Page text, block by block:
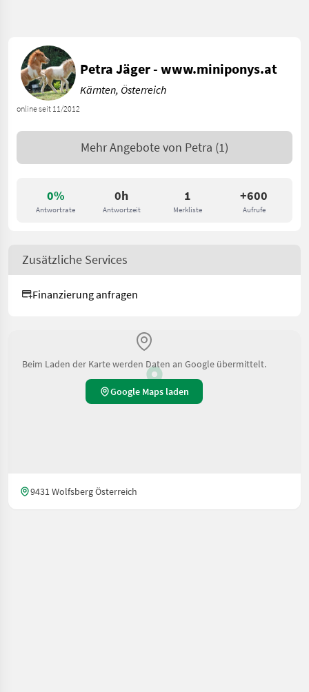
0%
Antwortrate
0h
Antwortzeit
1
Merkliste
+600
Aufrufe
online seit 11/2012
Petra Jäger - www.miniponys.at
Kärnten, Österreich
Mehr Angebote von Petra (1)
Zusätzliche Services
Finanzierung anfragen
Beim Laden der Karte werden Daten an Google übermittelt.
Google Maps laden
9431 Wolfsberg Österreich